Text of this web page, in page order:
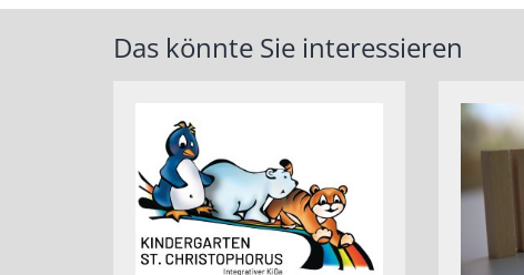
Das könnte Sie interessieren